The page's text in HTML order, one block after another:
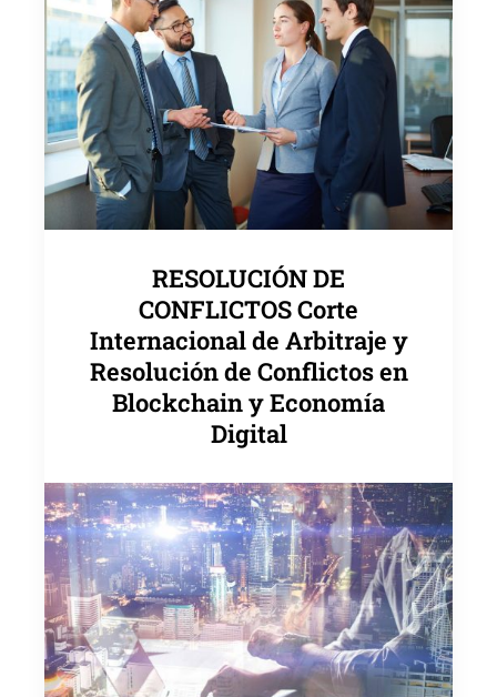
RESOLUCIÓN DE
CONFLICTOS Corte
Internacional de Arbitraje y
Resolución de Conflictos en
Blockchain y Economía
Digital